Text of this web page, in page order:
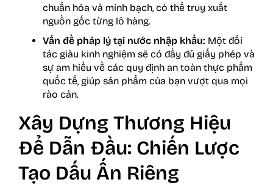
chuẩn hóa và minh bạch, có thể truy xuất
nguồn gốc từng lô hàng.
Vấn đề pháp lý tại nước nhập khẩu: Một đối
tác giàu kinh nghiệm sẽ có đầy đủ giấy phép và
sự am hiểu về các quy định an toàn thực phẩm
quốc tế, giúp sản phẩm của bạn vượt qua mọi
rào cản.
Xây Dựng Thương Hiệu
Để Dẫn Đầu: Chiến Lược
Tạo Dấu Ấn Riêng